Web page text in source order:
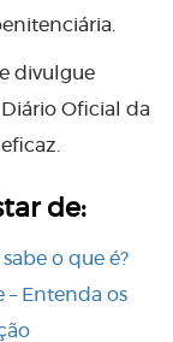
e divulgue
Oficial da
de:
o que é?
– Entenda os